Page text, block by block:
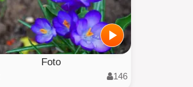
Foto
146